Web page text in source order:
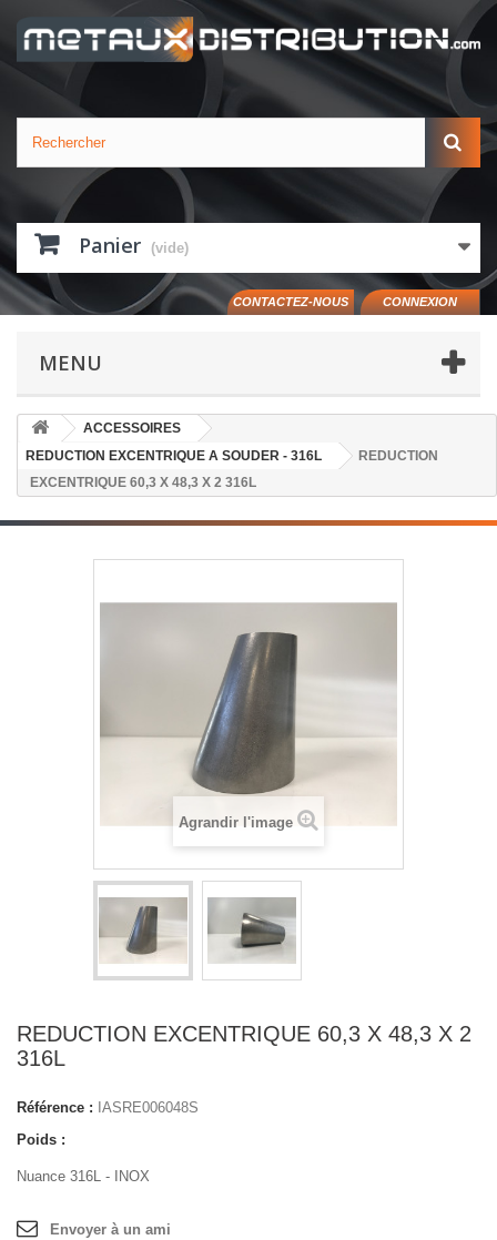
Panier (vide)
CONNEXION
CONTACTEZ-NOUS
MENU
ACCESSOIRES
REDUCTION EXCENTRIQUE A SOUDER - 316L
REDUCTION
EXCENTRIQUE 60,3 X 48,3 X 2 316L
Agrandir l'image
REDUCTION EXCENTRIQUE 60,3 X 48,3 X 2
316L
Référence : IASRE006048S
Poids :
Nuance 316L - INOX
Envoyer à un ami